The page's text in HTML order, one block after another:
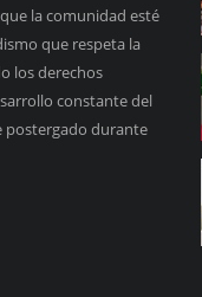
la comunidad esté
que respeta la
los derechos
constante del
postergado durante